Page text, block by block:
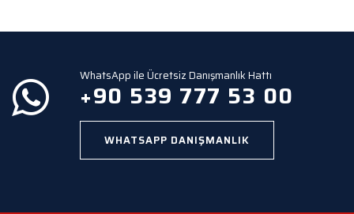
p
WhatsApp ile Ücretsiz Danışmanlık Hattı
+90 539 777 53 00
WHATSAPP DANIŞMANLIK